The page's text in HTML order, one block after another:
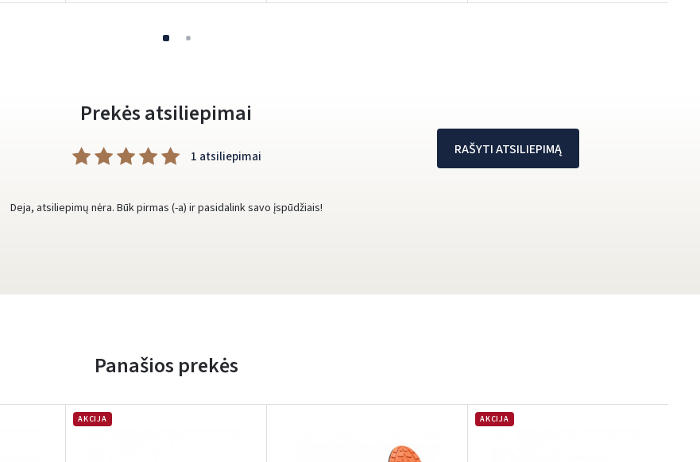
Prekės atsiliepimai
1 atsiliepimai RAŠYTI ATSILIEPIMĄ
Deja, atsiliepimų nėra. Būk pirmas (-a) ir pasidalink savo įspūdžiais!
Panašios prekės
AKCIJA AKCIJA